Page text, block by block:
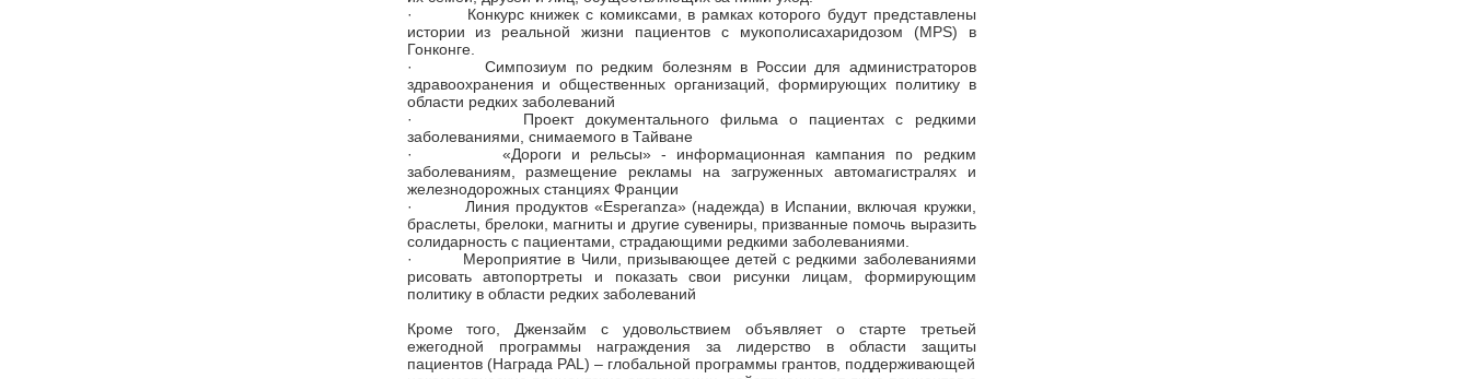
·
Конкурс книжек с комиксами, в рамках которого будут представлены
истории из реальной жизни пациентов с мукополисахаридозом (МPS) в
Гонконге.
·
Симпозиум по редким болезням в России для администраторов
здравоохранения и общественных организаций, формирующих политику в
области редких заболеваний
·
Проект документального фильма о пациентах с редкими
заболеваниями, снимаемого в Тайване
·
«Дороги и рельсы» - информационная кампания по редким
заболеваниям, размещение рекламы на загруженных автомагистралях и
железнодорожных станциях Франции
·
Линия продуктов «Esperanza» (надежда) в Испании, включая кружки,
браслеты, брелоки, магниты и другие сувениры, призванные помочь выразить
солидарность с пациентами, страдающими редкими заболеваниями.
·
Мероприятие в Чили, призывающее детей с редкими заболеваниями
рисовать автопортреты и показать свои рисунки лицам, формирующим
политику в области редких заболеваний
Кроме того, Джензайм с удовольствием объявляет о старте третьей
ежегодной программы награждения за лидерство в области защиты
пациентов (Награда PAL) – глобальной программы грантов, поддерживающей